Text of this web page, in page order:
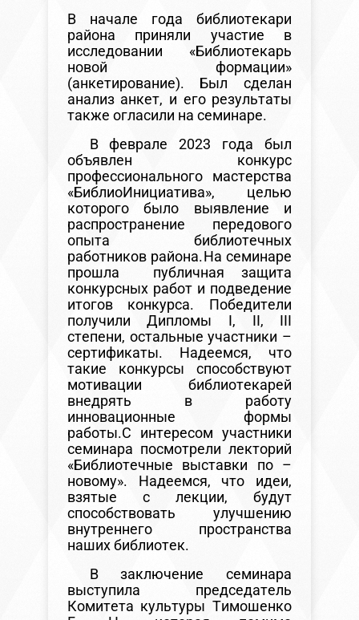
В начале года библиотекари
района приняли участие в
исследовании «Библиотекарь
новой формации»
(анкетирование). Был сделан
анализ анкет, и его результаты
также огласили на семинаре.
В феврале 2023 года был
объявлен конкурс
профессионального мастерства
«БиблиоИнициатива», целью
которого было выявление и
распространение передового
опыта библиотечных
работников района.На семинаре
прошла публичная защита
конкурсных работ и подведение
итогов конкурса. Победители
получили Дипломы I, II, III
степени, остальные участники –
сертификаты. Надеемся, что
такие конкурсы способствуют
мотивации библиотекарей
внедрять в работу
инновационные формы
работы.С интересом участники
семинара посмотрели лекторий
«Библиотечные выставки по –
новому». Надеемся, что идеи,
взятые с лекции, будут
способствовать улучшению
внутреннего пространства
наших библиотек.
В заключение семинара
выступила председатель
Комитета культуры Тимошенко